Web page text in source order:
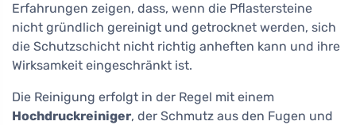
Erfahrungen zeigen, dass, wenn die Pflastersteine
nicht gründlich gereinigt und getrocknet werden, sich
die Schutzschicht nicht richtig anheften kann und ihre
Wirksamkeit eingeschränkt ist.
Die Reinigung erfolgt in der Regel mit einem
Hochdruckreiniger, der Schmutz aus den Fugen und